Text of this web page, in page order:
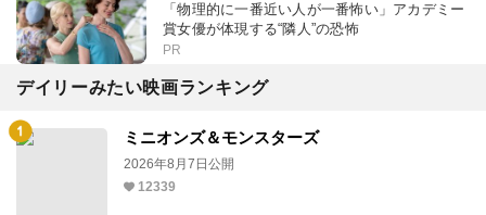
「物理的に一番近い人が一番怖い」アカデミー
賞女優が体現する“隣人”の恐怖
PR
デイリーみたい映画ランキング
ミニオンズ＆モンスターズ
2026年8月7日公開
12339